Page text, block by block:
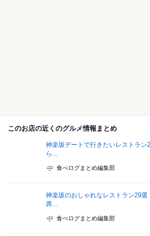
このお店の近くのグルメ情報まとめ
神楽坂デートで行きたいレストラン
ら...
食べログまとめ編集部
神楽坂のおしゃれなレストラン29選
席...
食べログまとめ編集部